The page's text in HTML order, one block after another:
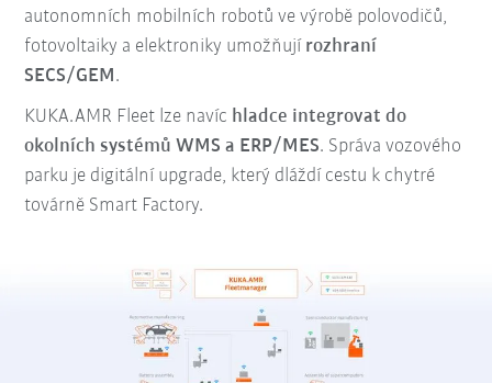
autonomních mobilních robotů ve výrobě polovodičů,
fotovoltaiky a elektroniky umožňují rozhraní
SECS/GEM.
KUKA.AMR Fleet lze navíc hladce integrovat do
okolních systémů WMS a ERP/MES. Správa vozového
parku je digitální upgrade, který dláždí cestu k chytré
továrně Smart Factory.